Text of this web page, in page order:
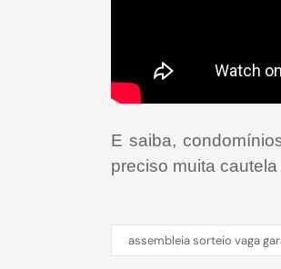
E saiba,
preciso muita
assembleia sorteio vaga